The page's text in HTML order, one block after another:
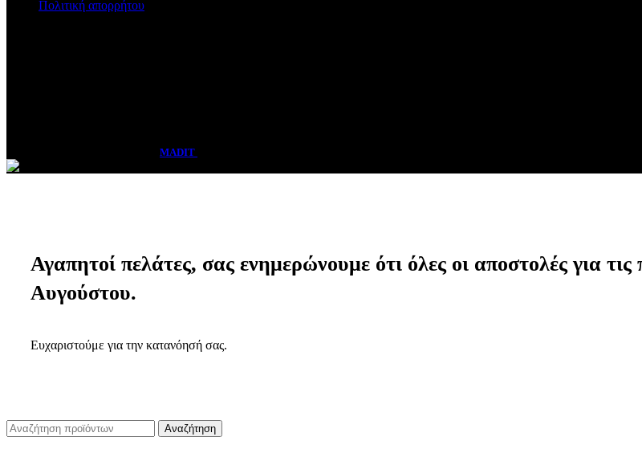
Πολιτική απορρήτου
MADIT
Αγαπητοί πελάτες, σας ενημερώνουμε ότι όλες οι αποστολές για
Αυγούστου.
Ευχαριστούμε για την κατανόησή σας.
Αναζήτηση